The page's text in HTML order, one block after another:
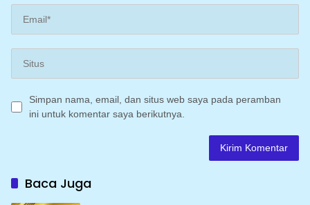
Simpan nama, email, dan situs web saya pada peramban
ini untuk komentar saya berikutnya.
Baca Juga